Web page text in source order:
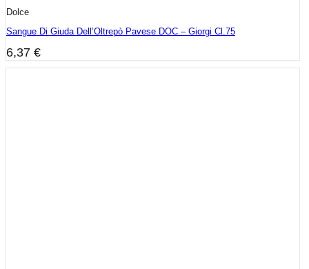
Dolce
Sangue Di Giuda Dell’Oltrepò Pavese DOC – Giorgi Cl.75
6,37 €